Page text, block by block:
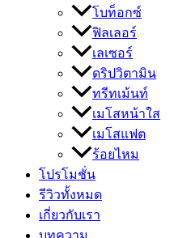
โบท็อกซ์
ฟิลเลอร์
เลเซอร์
ดริปวิตามิน
ทรีทเม้นท์
เมโสหน้าใส
เมโสแฟต
ร้อยไหม
โปรโมชั่น
รีวิวทั้งหมด
เกี่ยวกับเรา
บทความ